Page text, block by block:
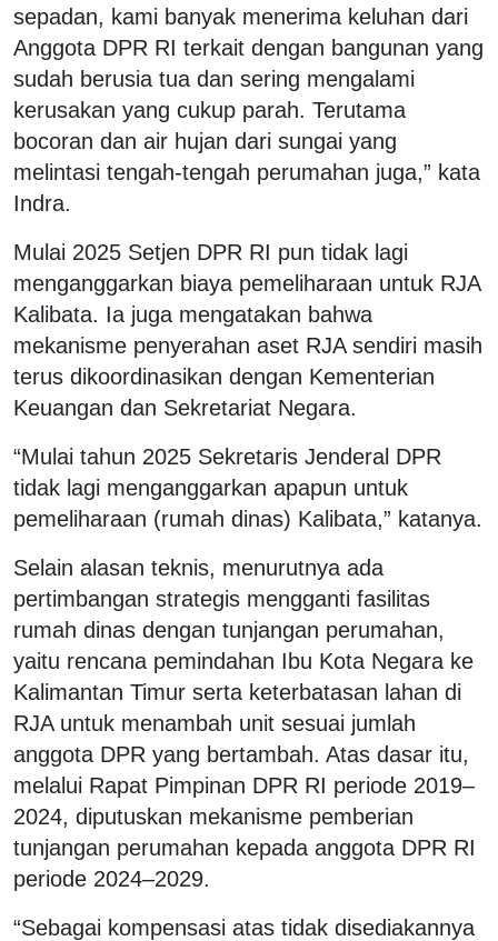
sepadan, kami banyak menerima keluhan dari
Anggota DPR RI terkait dengan bangunan yang
sudah berusia tua dan sering mengalami
kerusakan yang cukup parah. Terutama
bocoran dan air hujan dari sungai yang
melintasi tengah-tengah perumahan juga,” kata
Indra.
Mulai 2025 Setjen DPR RI pun tidak lagi
menganggarkan biaya pemeliharaan untuk RJA
Kalibata. Ia juga mengatakan bahwa
mekanisme penyerahan aset RJA sendiri masih
terus dikoordinasikan dengan Kementerian
Keuangan dan Sekretariat Negara.
“Mulai tahun 2025 Sekretaris Jenderal DPR
tidak lagi menganggarkan apapun untuk
pemeliharaan (rumah dinas) Kalibata,” katanya.
Selain alasan teknis, menurutnya ada
pertimbangan strategis mengganti fasilitas
rumah dinas dengan tunjangan perumahan,
yaitu rencana pemindahan Ibu Kota Negara ke
Kalimantan Timur serta keterbatasan lahan di
RJA untuk menambah unit sesuai jumlah
anggota DPR yang bertambah. Atas dasar itu,
melalui Rapat Pimpinan DPR RI periode 2019–
2024, diputuskan mekanisme pemberian
tunjangan perumahan kepada anggota DPR RI
periode 2024–2029.
“Sebagai kompensasi atas tidak disediakannya